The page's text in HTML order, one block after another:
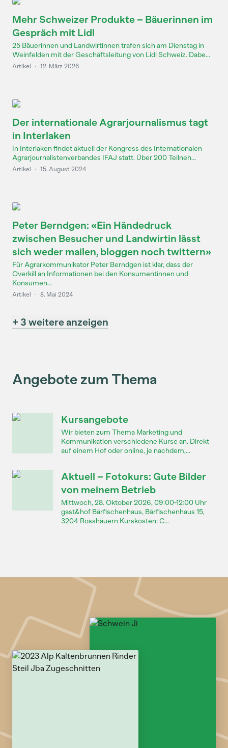
Mehr Schweizer Produkte – Bäuerinnen im
Gespräch mit Lidl
25 Bäuerinnen und Landwirtinnen trafen sich am Dienstag in
Weinfelden mit der Geschäftsleitung von Lidl Schweiz. Dabe...
Artikel · 12. März 2026
Der internationale Agrarjournalismus tagt
in Interlaken
In Interlaken findet aktuell der Kongress des Internationalen
Agrarjournalistenverbandes IFAJ statt. Über 200 Teilneh...
Artikel · 15. August 2024
Peter Berndgen: «Ein Händedruck
zwischen Besucher und Landwirtin lässt
sich weder mailen, bloggen noch twittern»
Für Agrarkommunikator Peter Berndgen ist klar, dass der
Overkill an Informationen bei den Konsumentinnen und
Konsumen...
Artikel · 8. Mai 2024
+ 3 weitere anzeigen
Angebote zum Thema
Kursangebote
Wir bieten zum Thema Marketing und
Kommunikation verschiedene Kurse an. Direkt
auf einem Hof oder online, je nachdem,...
Aktuell – Fotokurs: Gute Bilder
von meinem Betrieb
Mittwoch, 28. Oktober 2026, 09:00-12:00 Uhr
gast&hof Bärfischenhaus, Bärfischenhaus 15,
3204 Rosshäuern Kurskosten: C...